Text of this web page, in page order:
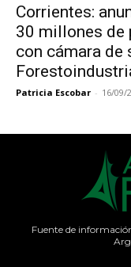
Corrientes:
30 millones de
con cámara de
Patricia Escobar - 16/09/
Fuente de